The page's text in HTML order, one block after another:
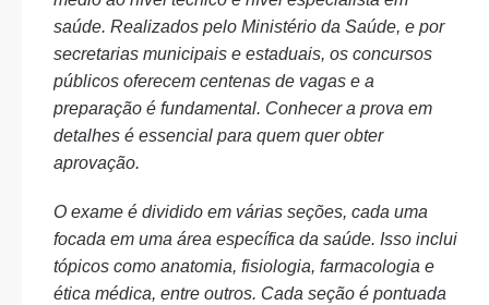
saúde. Realizados pelo Ministério da Saúde, e por
secretarias municipais e estaduais, os concursos
públicos oferecem centenas de vagas e a
preparação é fundamental. Conhecer a prova em
detalhes é essencial para quem quer obter
aprovação.
O exame é dividido em várias seções, cada uma
focada em uma área específica da saúde. Isso inclui
tópicos como anatomia, fisiologia, farmacologia e
ética médica, entre outros. Cada seção é pontuada